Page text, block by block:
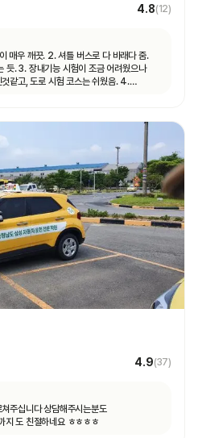
4.8(12)
매우 깨끗. 2. 셔틀 버스로 다 바래다 줌.
듯. 3. 장내기능 시험이 조금 어려웠으나
같고, 도로 시험 코스는 쉬웠음. 4.
4.9(37)
주십니다 상담해주시는분도
지 도 친절하네요 ㅎㅎㅎㅎ